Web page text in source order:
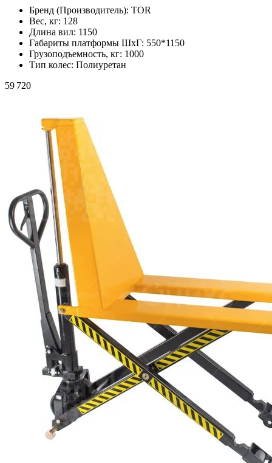
Бренд (Производитель): TOR
Вес, кг: 128
Длина вил: 1150
Габариты платформы ШxГ: 550*1150
Грузоподъемность, кг: 1000
Тип колес: Полиуретан
59 720